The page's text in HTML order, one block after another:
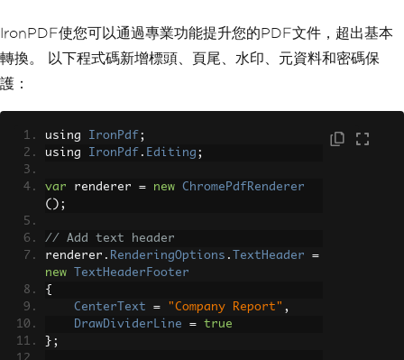
IronPDF使您可以通過專業功能提升您的PDF文件，超出基本
轉換。 以下程式碼新增標頭、頁尾、水印、元資料和密碼保
護：
using IronPdf ;
using IronPdf . Editing ;
var renderer = new
ChromePdfRenderer
();
// Add text header
renderer . RenderingOptions . TextHeader
=
new
TextHeaderFooter
{
CenterText
= "Company Report" ,
DrawDividerLine
=
true
};